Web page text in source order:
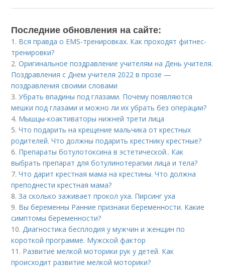
Последние обновления на сайте:
1. Вся правда о EMS-тренировках. Как проходят фитнес-
тренировки?
2.Оригинальное поздравление учителям на День учителя.
Поздравления с Днем учителя 2022 в прозе —
поздравления своими словами
3.Убрать впадины под глазами. Почему появляются
мешки под глазами и можно ли их убрать без операции?
4. Мышцы-коактиваторы нижней трети лица
5.Что подарить на крещение мальчика от крестных
родителей. Что должны подарить крестнику крестные?
6. Препараты ботулотоксина в эстетической.. Как
выбрать препарат для ботулинотерапии лица и тела?
7.Что дарит крестная мама на крестины. Что должна
преподнести крестная мама?
8.За сколько заживает прокол уха. Пирсинг уха
9. Вы беременны Ранние признаки беременности. Какие
симптомы беременности?
10.Диагностика бесплодия у мужчин и женщин по
короткой программе. Мужской фактор
11. Развитие мелкой моторики рук у детей. Как
происходит развитие мелкой моторики?